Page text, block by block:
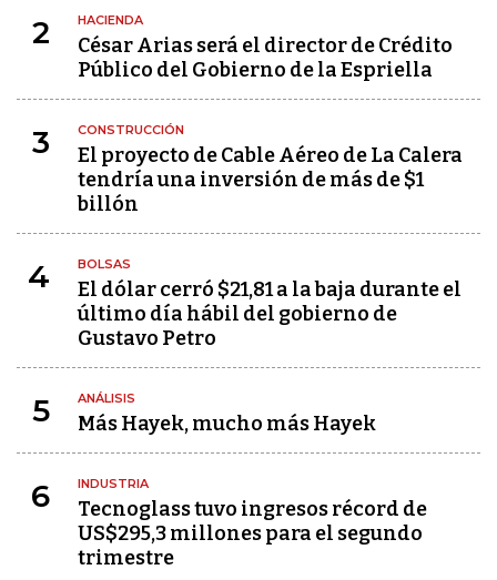
2 HACIENDA
César Arias será el director de Crédito
Público del Gobierno de la Espriella
3 CONSTRUCCIÓN
El proyecto de Cable Aéreo de La Calera
tendría una inversión de más de $1
billón
4 BOLSAS
El dólar cerró $21,81 a la baja durante el
último día hábil del gobierno de
Gustavo Petro
5 ANÁLISIS
Más Hayek, mucho más Hayek
6 INDUSTRIA
Tecnoglass tuvo ingresos récord de
US$295,3 millones para el segundo
trimestre